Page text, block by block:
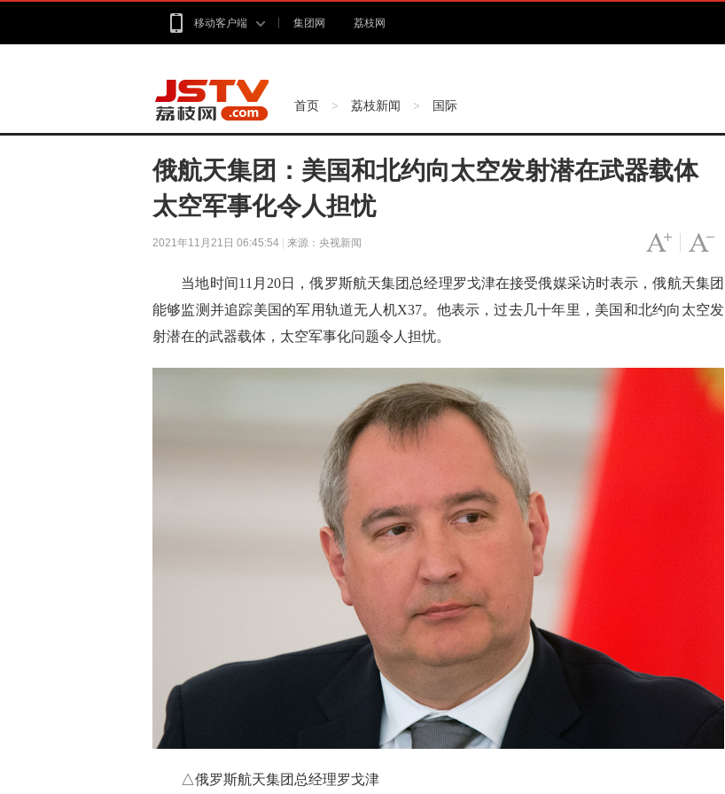
移动客户端 集团网 荔枝网
首页 > 荔枝新闻 > 国际
俄航天集团：美国和北约向太空发射潜在武器载体
太空军事化令人担忧
2021年11月21日 06:45:54 来源：央视新闻 字号变小
当地时间11月20日，俄罗斯航天集团总经理罗戈津在接受俄媒采访时表示，俄航天集团
能够监测并追踪美国的军用轨道无人机X37。他表示，过去几十年里，美国和北约向太空发
射潜在的武器载体，太空军事化问题令人担忧。
△俄罗斯航天集团总经理罗戈津